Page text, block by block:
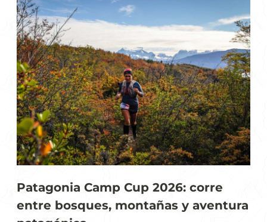
Patagonia Camp Cup 2026: corre
entre bosques, montañas y aventura